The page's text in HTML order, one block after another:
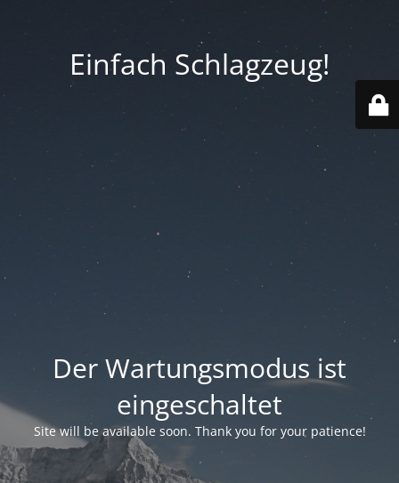
Einfach Schlagzeug!
Der Wartungsmodus ist
eingeschaltet
Site will be available soon. Thank you for your patience!